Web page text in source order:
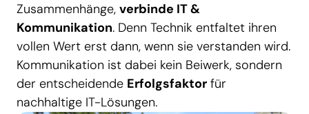
Zusammenhänge, verbinde IT &
Kommunikation. Denn Technik entfaltet ihren
vollen Wert erst dann, wenn sie verstanden wird.
Kommunikation ist dabei kein Beiwerk, sondern
der entscheidende Erfolgsfaktor für
nachhaltige IT-Lösungen.